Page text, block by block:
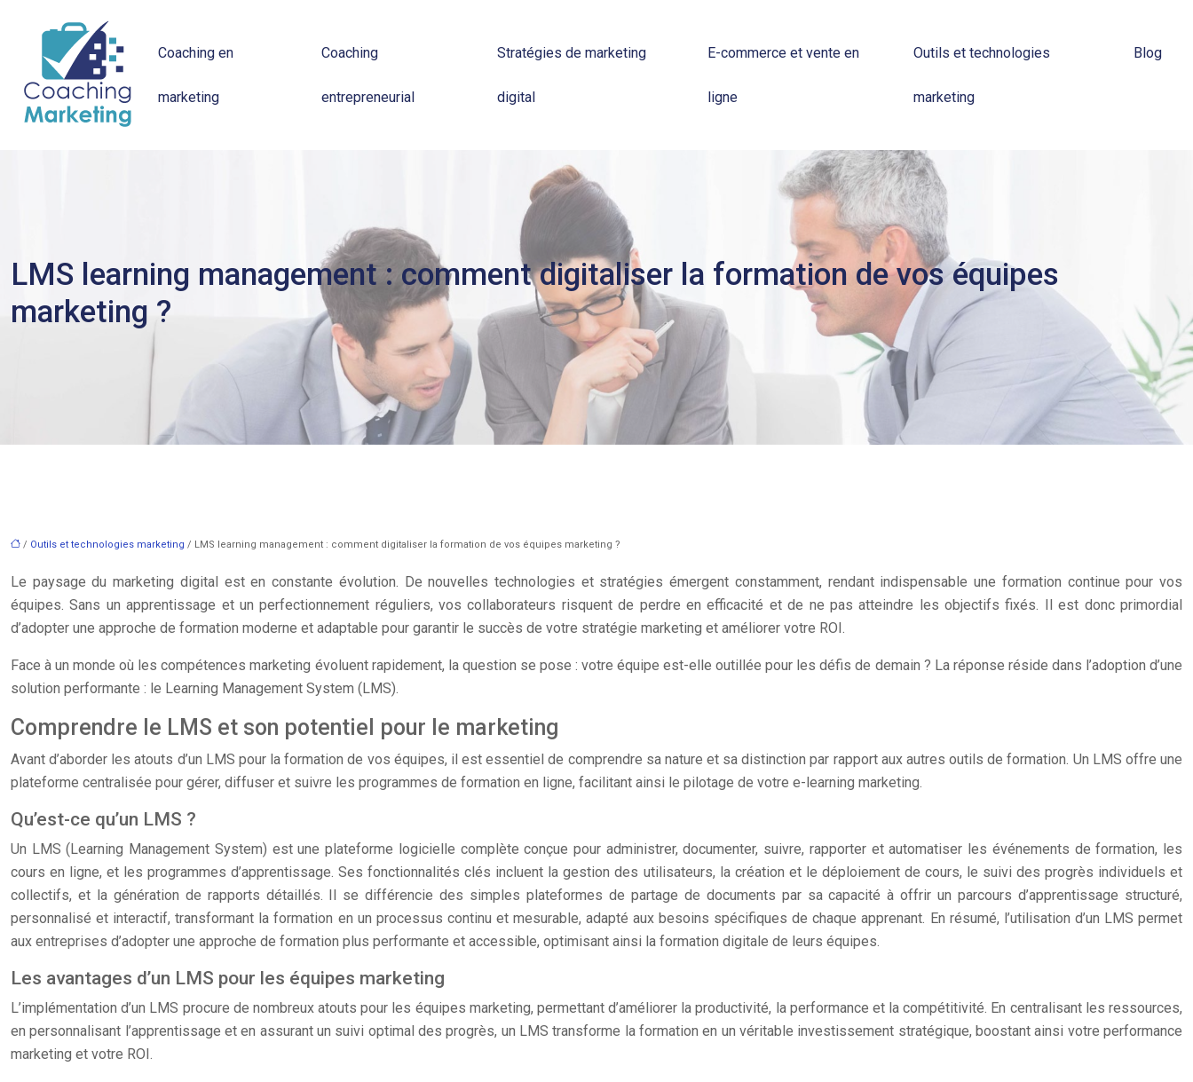
Coaching en
marketing
Coaching
entrepreneurial
Stratégies de marketing
digital
E-commerce et vente en
ligne
Outils et technologies
marketing
Blog
LMS learning management : comment digitaliser la formation de vos équipes
marketing ?
/ Outils et technologies marketing / LMS learning management : comment digitaliser la formation de vos équipes marketing ?
Le paysage du marketing digital est en constante évolution. De nouvelles technologies et stratégies émergent constamment, rendant indispensable une formation continue pour vos
équipes. Sans un apprentissage et un perfectionnement réguliers, vos collaborateurs risquent de perdre en efficacité et de ne pas atteindre les objectifs fixés. Il est donc primordial
d’adopter une approche de formation moderne et adaptable pour garantir le succès de votre stratégie marketing et améliorer votre ROI.
Face à un monde où les compétences marketing évoluent rapidement, la question se pose : votre équipe est-elle outillée pour les défis de demain ? La réponse réside dans l’adoption d’une
solution performante : le Learning Management System (LMS).
Comprendre le LMS et son potentiel pour le marketing
Avant d’aborder les atouts d’un LMS pour la formation de vos équipes, il est essentiel de comprendre sa nature et sa distinction par rapport aux autres outils de formation. Un LMS offre une
plateforme centralisée pour gérer, diffuser et suivre les programmes de formation en ligne, facilitant ainsi le pilotage de votre e-learning marketing.
Qu’est-ce qu’un LMS ?
Un LMS (Learning Management System) est une plateforme logicielle complète conçue pour administrer, documenter, suivre, rapporter et automatiser les événements de formation, les
cours en ligne, et les programmes d’apprentissage. Ses fonctionnalités clés incluent la gestion des utilisateurs, la création et le déploiement de cours, le suivi des progrès individuels et
collectifs, et la génération de rapports détaillés. Il se différencie des simples plateformes de partage de documents par sa capacité à offrir un parcours d’apprentissage structuré,
personnalisé et interactif, transformant la formation en un processus continu et mesurable, adapté aux besoins spécifiques de chaque apprenant. En résumé, l’utilisation d’un LMS permet
aux entreprises d’adopter une approche de formation plus performante et accessible, optimisant ainsi la formation digitale de leurs équipes.
Les avantages d’un LMS pour les équipes marketing
L’implémentation d’un LMS procure de nombreux atouts pour les équipes marketing, permettant d’améliorer la productivité, la performance et la compétitivité. En centralisant les ressources,
en personnalisant l’apprentissage et en assurant un suivi optimal des progrès, un LMS transforme la formation en un véritable investissement stratégique, boostant ainsi votre performance
marketing et votre ROI.